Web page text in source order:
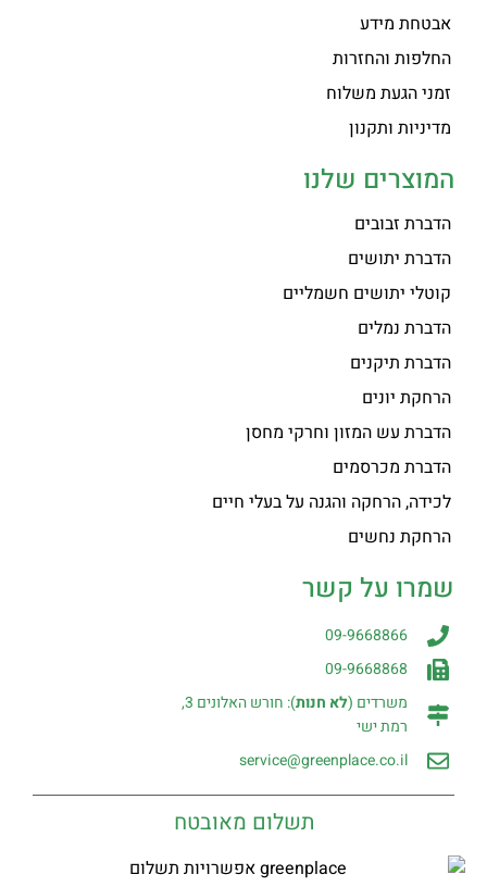
אבטחת מידע
החלפות והחזרות
זמני הגעת משלוח
מדיניות ותקנון
המוצרים שלנו
הדברת זבובים
הדברת יתושים
קוטלי יתושים חשמליים
הדברת נמלים
הדברת תיקנים
הרחקת יונים
הדברת עש המזון וחרקי מחסן
הדברת מכרסמים
לכידה, הרחקה והגנה על בעלי חיים
הרחקת נחשים
שמרו על קשר
09-9668866
09-9668868
משרדים (לא חנות): חורש האלונים 3,
רמת ישי
service@greenplace.co.il
תשלום מאובטח